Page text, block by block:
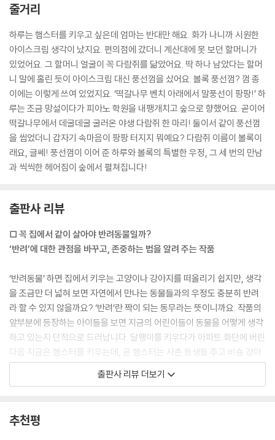
“이게 하나 남았어. 딱 하나.”
--- pp.12-14
나무 아래로 굴러온 털 뭉치가 벤치로 펄쩍, 뛰어올랐어요.
“허어억!”
하루가 손바닥으로 입을 막았어요. 화들짝 놀랐지요. 그건 갈색 털 뭉치가
아니었어요. 밤송이만 한 얼굴에 쫑긋 솟은 귀, 동그랗고 까만 두 눈, 볼록
한 양 볼, 툭 튀어나온 앞니, 먼지떨이 같은 꼬리! 그건 바로!
“다, 다, 다…….”
다람쥐였어요. 온몸이 갈색 털로 뒤덮인 진짜 다람쥐요.
--- pp.22-23
볼록은 고개를 끄덕거렸어요. 벤치에서 등받이로 펄쩍 뛰어오르면서요. 하
입이 쩍 벌어졌지요. 볼록의 입도 헤 벌어졌고요.
“이거 마법 풍선껌인가 봐! 마법 풍선껌!”
줄거리
하루는 햄스터를 키우고 싶은데 엄마는 반대만 해요. 화가 나니까 시원한
아이스크림 생각이 났지요. 편의점에 갔더니 계산대에 못 보던 할머니가
있었어요. 그 할머니 얼굴이 꼭 다람쥐를 닮았어요. 딱 하나 남았다는 할머
니 말에 홀린 듯이 아이스크림 대신 풍선껌을 샀어요. 볼록 풍선껌? 껌 종
이에는 이렇게 쓰여 있었지요. ‘떡갈나무 벤치 아래에서 말풍선이 팡팡!’ 하
루는 조금 망설이다가 피아노 학원을 내팽개치고 숲으로 향했어요. 곧이어
떡갈나무에서 데굴데굴 굴러온 야생 다람쥐 한 마리! 둘이서 같이 풍선껌
을 씹었더니 갑자기 속마음이 팡팡 터지지 뭐예요? 다람쥐 이름이 볼록이
래요, 글쎄! 풍선껌이 이어 준 하루와 볼록의 특별한 우정, 그 세 번의 만남
과 씩씩한 헤어짐이 숲에서 펼쳐집니다!
출판사 리뷰
□ 꼭 집에서 같이 살아야 반려동물일까?
‘반려’에 대한 관점을 바꾸고, 존중하는 법을 알려 주는 작품
‘반려동물’ 하면 집에서 키우는 고양이나 강아지를 떠올리기 쉽지만, 생각
을 조금만 더 넓혀 보면 자연에서 만나는 동물들과의 우정도 충분히 반려
라 할 수 있지 않을까요? ‘반려’란 짝이 되는 동무라는 뜻이니까요. 작품의
앞부분에 등장하는 아이들을 보면 지금의 어린이들이 동물을 어떻게 생각
하고 있는지 단적으로 드러납니다. 달팽이를 키우다가 아파트 화단에 버린
다음 지금은 햄스터를 키우는데, 곧 햄스터는 사촌 동생들 주고 비숑 강아
지를 살 거라는 민아도 있고요. 앵무새를 키우고 싶지만 엄마의 반대 때문
에 앵무새 필통만 들고 다니는 파랑이도 등장해요. 이 친구들의 모습을 보
출판사 리뷰 더보기
추천평